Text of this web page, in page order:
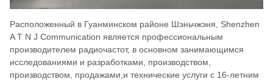
Расположенный в Гуанминском районе Шэньчжэня, Shenzhen
A T N J Communication является профессиональным
производителем радиочастот, в основном занимающимся
исследованиями и разработками, производством,
производством, продажами,и технические услуги с 16-летним